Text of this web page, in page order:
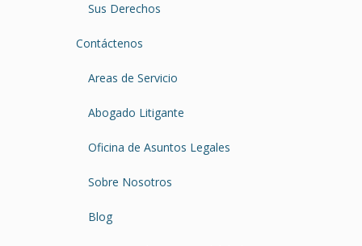
Sus Derechos
Contáctenos
Areas de Servicio
Abogado Litigante
Oficina de Asuntos Legales
Sobre Nosotros
Blog